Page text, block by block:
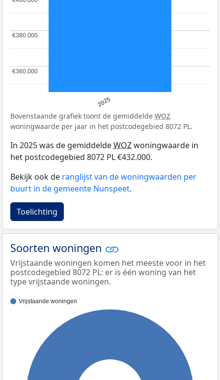
2025
€360.000
€360.000
€380.000
€380.000
Bovenstaande grafiek toont de gemiddelde WOZ
woningwaarde per jaar in het postcodegebied 8072 PL.
In 2025 was de gemiddeldeWOZwoningwaarde in
het postcodegebied 8072 PL €432.000.
Bekijk ook de ranglijst van de woningwaarden per
buurt in de gemeente Nunspeet.
Toelichting
Soorten woningen
Vrijstaande woningen komen het meeste voor in het
postcodegebied 8072 PL: er is één woning van het
type vrijstaande woningen.
Vrijstaande woningen